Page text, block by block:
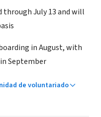
through July 13 and will
in August, with
September
de voluntariado